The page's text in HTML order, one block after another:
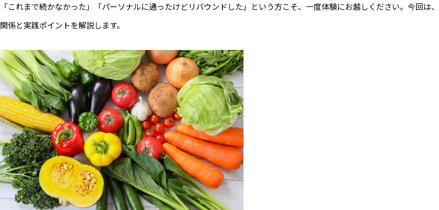
「これまで続かなかった」「パーソナルに通ったけどリバウンドした」という方こそ、一度体験にお越しください。今回は
関係と実践ポイントを解説します。